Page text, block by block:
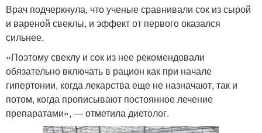
Врач подчеркнула, что ученые сравнивали сок из сырой
и вареной свеклы, и эффект от первого оказался
сильнее.
«Поэтому свеклу и сок из нее рекомендовали
обязательно включать в рацион как при начале
гипертонии, когда лекарства еще не назначают, так и
потом, когда прописывают постоянное лечение
препаратами», — отметила диетолог.